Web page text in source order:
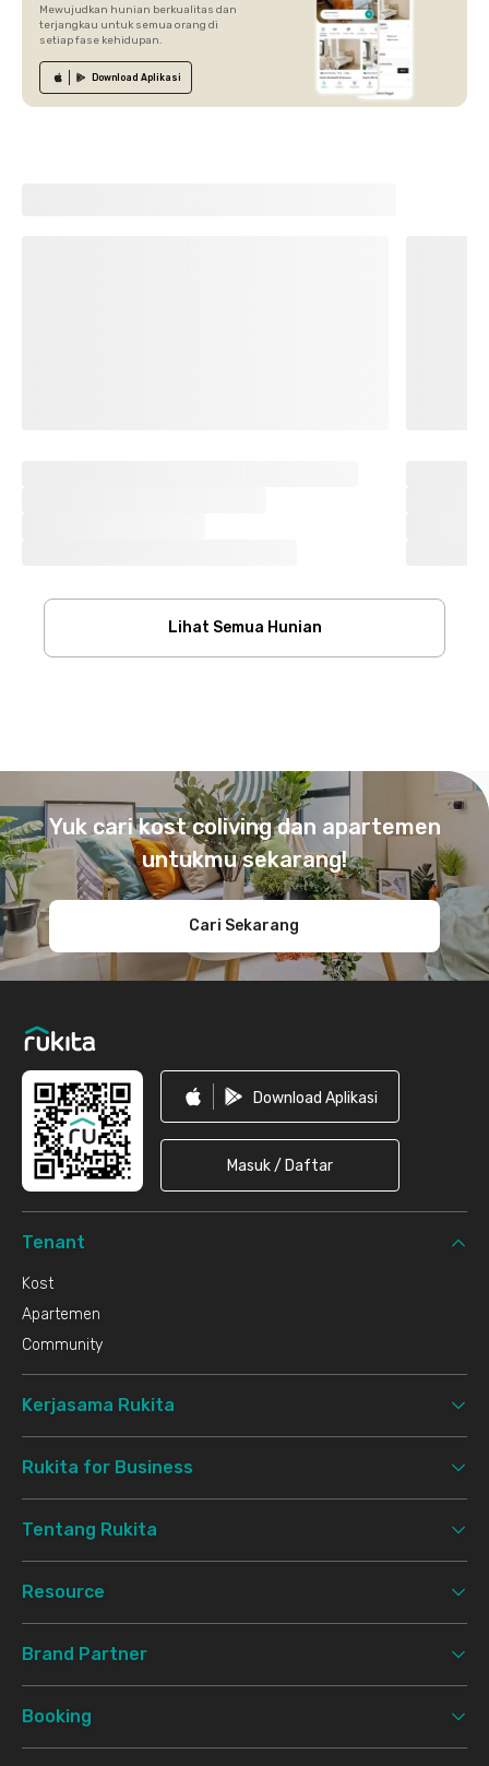
Mewujudkan hunian berkualitas dan
terjangkau untuk semua orang di
setiap fase kehidupan.
Download Aplikasi
Lihat Semua Hunian
Yuk cari kost coliving dan apartemen
untukmu sekarang!
Cari Sekarang
Download Aplikasi
Masuk / Daftar
Tenant
Kost
Apartemen
Community
Kerjasama Rukita
Rukita for Business
Tentang Rukita
Resource
Brand Partner
Booking